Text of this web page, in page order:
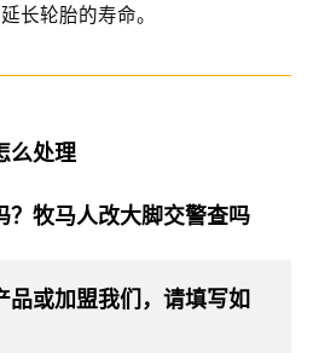
长轮胎的寿命。
么处理
？牧马人改大脚交警查吗
品或加盟我们，请填写如